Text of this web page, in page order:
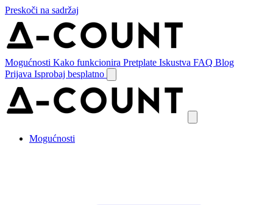
Preskoči na sadržaj
Mogućnosti Kako funkcionira Pretplate Iskustva FAQ Blog
Prijava Isprobaj besplatno
Mogućnosti